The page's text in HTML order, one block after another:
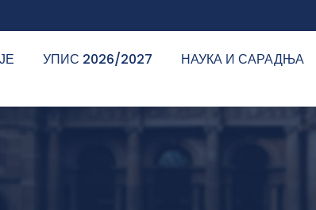
УПИС 2026/2027 НАУКА И САРАДЊА